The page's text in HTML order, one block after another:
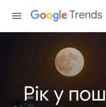
Trends
Рік у